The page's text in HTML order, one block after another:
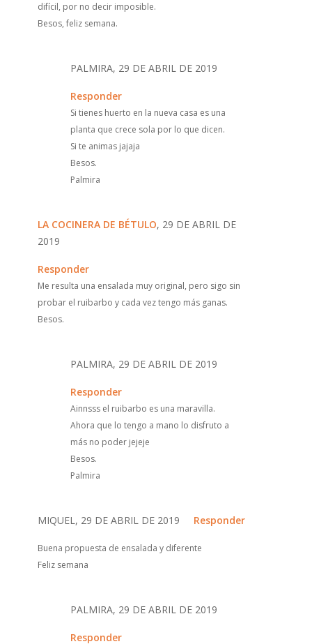
difícil, por no decir imposible.
Besos, feliz semana.
PALMIRA, 29 DE ABRIL DE 2019
Responder
Si tienes huerto en la nueva casa es una
planta que crece sola por lo que dicen.
Si te animas jajaja
Besos.
Palmira
LA COCINERA DE BÉTULO, 29 DE ABRIL DE
2019
Responder
Me resulta una ensalada muy original, pero sigo sin
probar el ruibarbo y cada vez tengo más ganas.
Besos.
PALMIRA, 29 DE ABRIL DE 2019
Responder
Ainnsss el ruibarbo es una maravilla.
Ahora que lo tengo a mano lo disfruto a
más no poder jejeje
Besos.
Palmira
MIQUEL, 29 DE ABRIL DE 2019 Responder
Buena propuesta de ensalada y diferente
Feliz semana
PALMIRA, 29 DE ABRIL DE 2019
Responder